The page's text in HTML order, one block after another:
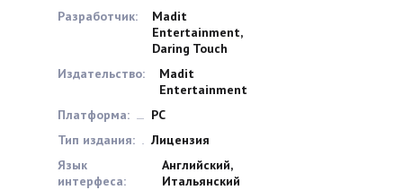
Разработчик:
Madit
Entertainment,
Daring Touch
Издательство:
Madit
Entertainment
Платформа:
PC
Тип издания:
Лицензия
Язык
интерфеса:
Английский,
Итальянский